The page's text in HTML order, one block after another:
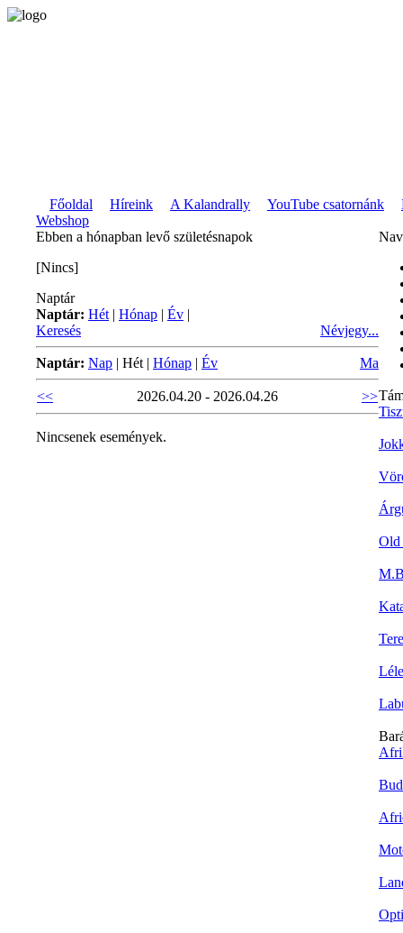
Főoldal Híreink A Kalandrally YouTube csatornánk
Webshop
Ebben a hónapban levő születésnapok
[Nincs]
Naptár
Naptár: Hét | Hónap | Év |
Keresés
Névjegy...
Naptár: Nap | Hét | Hónap | Év Ma
<< 2026.04.20 - 2026.04.26 >>
Nincsenek események.
Old